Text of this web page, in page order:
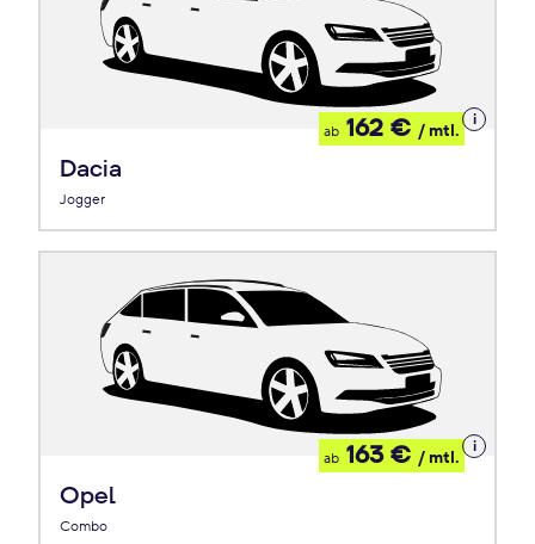
Dacia
Jogger
ab 162 € / mtl.
Details
zum
Opel
Combo
ab 163 € / mtl.
Details
zum